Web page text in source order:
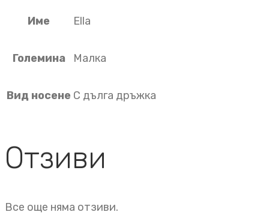
Име Ella
Големина Малка
Вид носене С дълга дръжка
Отзиви
Все още няма отзиви.